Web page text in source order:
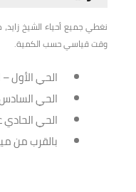
نغطي جميع أحياء الشيخ
وقت قياسي حسب الكمية.
الحي الأول
الحي
الحي
بالقرب من